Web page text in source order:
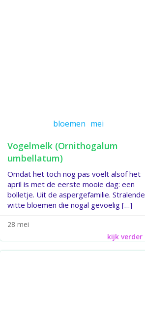
bloemen mei
Vogelmelk (Ornithogalum
umbellatum)
Omdat het toch nog pas voelt alsof het
april is met de eerste mooie dag: een
bolletje. Uit de aspergefamilie. Stralende
witte bloemen die nogal gevoelig […]
28 mei
kijk verder